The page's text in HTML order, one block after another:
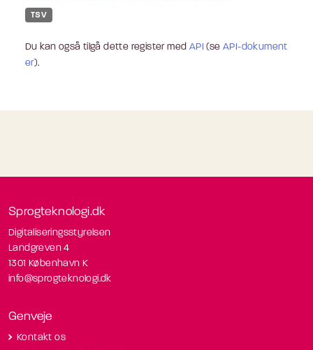
TSV
Du kan også tilgå dette register med API (seAPI-dokument
er).
Sprogteknologi.dk
Digitaliseringsstyrelsen
Landgreven 4
1301 København K
info@sprogteknologi.dk
Genveje
Kontakt os